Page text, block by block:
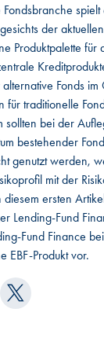
der
Produktpalette für
Fonds
für traditionelle
sollten bei der
bestehender
genutzt werden,
mit der
ersten
Lending-Fund
Fund Finance
EBF-Produkt vor.
Auf Twitter